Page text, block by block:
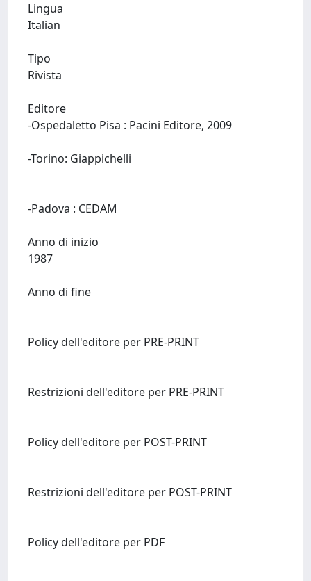
Lingua
Tipo
Rivista
Editore
-Ospedaletto Pisa : Pacini Editore, 2009
-Torino: Giappichelli
Anno di inizio
Anno di fine
Policy dell'editore per PRE-PRINT
Restrizioni dell'editore per PRE-PRINT
Policy dell'editore per POST-PRINT
Restrizioni dell'editore per POST-PRINT
Policy dell'editore per PDF